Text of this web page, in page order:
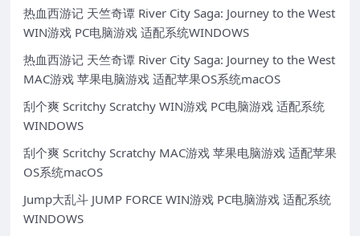
热血西游记 天竺奇谭 River City Saga: Journey to the West
WIN游戏 PC电脑游戏 适配系统WINDOWS
热血西游记 天竺奇谭 River City Saga: Journey to the West
MAC游戏 苹果电脑游戏 适配苹果OS系统macOS
刮个爽 Scritchy Scratchy WIN游戏 PC电脑游戏 适配系统
WINDOWS
刮个爽 Scritchy Scratchy MAC游戏 苹果电脑游戏 适配苹果
OS系统macOS
Jump大乱斗 JUMP FORCE WIN游戏 PC电脑游戏 适配系统
WINDOWS